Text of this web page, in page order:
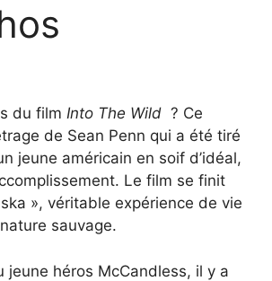
du film Into The Wild ? Ce
de Sean Penn qui a été tiré
jeune américain en soif d’idéal,
Le film se finit
», véritable expérience de vie
sauvage.
jeune héros McCandless, il y a